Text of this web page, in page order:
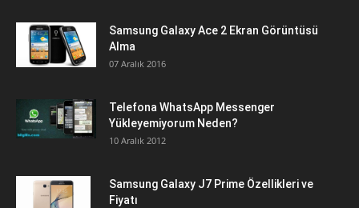
Samsung Galaxy Ace 2 Ekran Görüntüsü
Alma
07 Aralık 2016
Telefona WhatsApp Messenger
Yükleyemiyorum Neden?
10 Aralık 2012
Samsung Galaxy J7 Prime Özellikleri ve
Fiyatı